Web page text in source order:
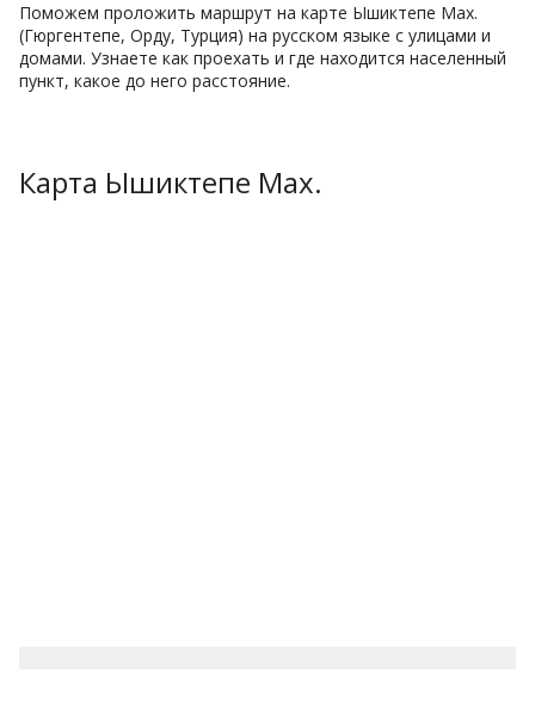
Поможем проложить маршрут на карте Ышиктепе Мах.
(Гюргентепе, Орду, Турция) на русском языке с улицами и
домами. Узнаете как проехать и где находится населенный
пункт, какое до него расстояние.
Карта Ышиктепе Мах.